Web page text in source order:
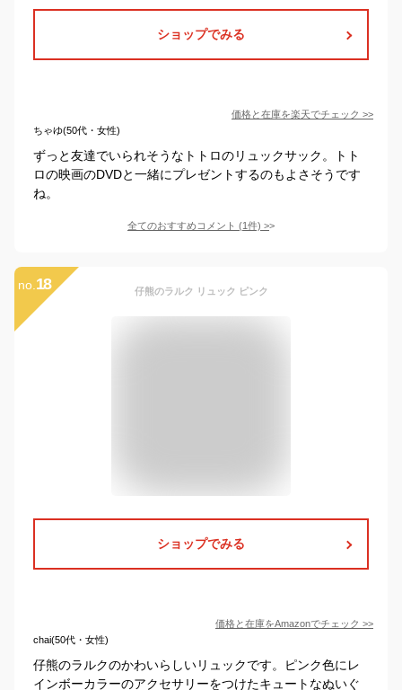
ショップでみる
価格と在庫を楽天でチェック >>
ちゃゆ(50代・女性)
ずっと友達でいられそうなトトロのリュックサック。トト
ロの映画のDVDと一緒にプレゼントするのもよさそうです
ね。
全てのおすすめコメント (1件) >
no. 18 仔熊のラルク リュック ピンク
ショップでみる
価格と在庫をAmazonでチェック >>
chai(50代・女性)
仔熊のラルクのかわいらしいリュックです。ピンク色にレ
インボーカラーのアクセサリーをつけたキュートなぬいぐ